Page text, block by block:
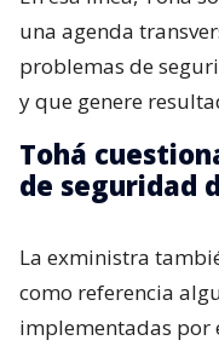
una agenda
problemas de
y que genere
Tohá
de seguridad
La exministra
como referencia
implementadas por